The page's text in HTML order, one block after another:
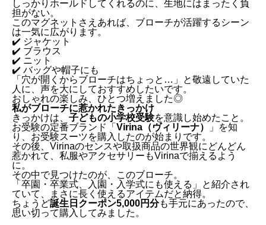
しっかりホールドしてくれるのに、生地にはまったく負
担がない。
このマグネットさえあれば、ブローチが活躍するシーン
は一気に広がります。
✔️ ジャケット
✔️ ブラウス
✔️ ニット
✔️ バッグや帽子にも
「穴が開くからブローチはちょっと…」と敬遠していた
人に、声を大にしておすすめしたいです。
おしゃれの楽しみ、ひとつ増えました◎
私がブローチに惹かれたきっかけ
きっかけは、 子どもの小学校受験を意識し始めたこと。
お受験の定番ブランド「 Virina（ヴィリーナ）
」を知
り、お受験スーツを購入したのが始まりです。
その後、Virinaのセンスや取扱商品の世界観にどんどん
惹かれて、私服やアクセサリーもVirinaで揃えるよう
に。
その中で見つけたのが、このブローチ。
「卒園・卒業式、入園・入学式にも使える」と紹介され
ていて、まさに長く使えるアイテムだと納得。
ちょうど誕生日クーポン5,000円分も手元にあったので、
思い切って購入してみました。
穴を開けない＝おしゃれの選択肢が広がる！
私がブローチに惹かれたきっかけ
シンプルだけど“ひとくせ”あるものを選びたいあなた
へ